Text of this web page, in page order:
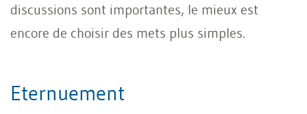
discussions sont importantes, le mieux est
encore de choisir des mets plus simples.
Eternuement